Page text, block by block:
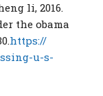
li, 2016.
the obama
https://
u-s-